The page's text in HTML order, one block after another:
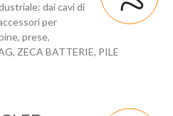
dai cavi di
per
prese,
ZECA BATTERIE, PILE